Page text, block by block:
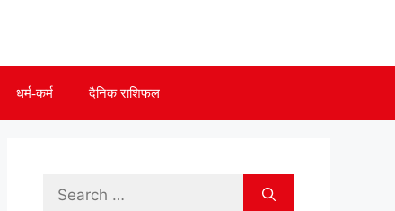
धर्म-कर्म दैनिक राशिफल
Search